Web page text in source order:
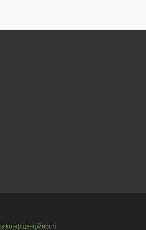
конфіденційності